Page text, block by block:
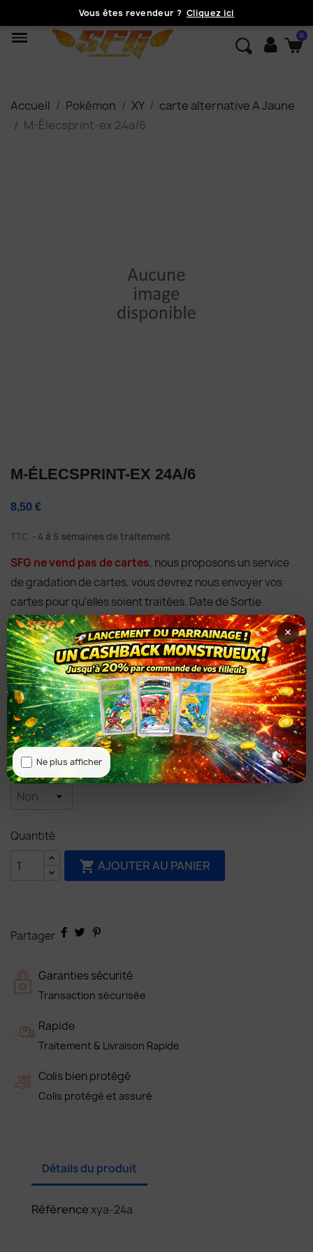
Vous êtes revendeur ? Cliquez ici
Accueil Pokémon XY
carte alternative A Jaune
M-Élecsprint-ex 24a/6
M-ÉLECSPRINT-EX 24A/6
8,50 €
TTC 4 à 5 semaines de traitement
SFG ne vend pas de cartes, nous proposons un service
de gradation de cartes, vous devrez nous envoyer vos
cartes pour qu'elles soient traitées. Date de Sortie
05/02/2014
Type d'étiquette : Classique
NFT : Non
Quantité
 AJOUTER AU PANIER
Partager
Garanties sécurité
Transaction sécurisée
Rapide
Traitement & Livraison Rapide
Colis bien protégé
Colis protégé et assuré
Détails du produit
Référencexya-24a
×
Ne plus afficher